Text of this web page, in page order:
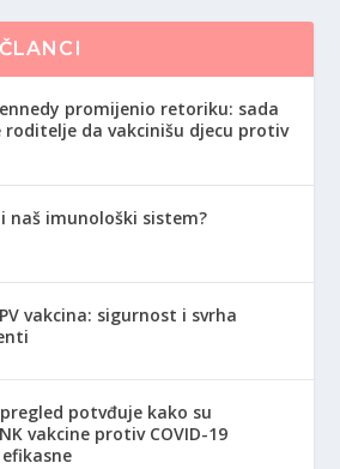
promijenio retoriku: sada
roditelje da vakcinišu djecu protiv
naš imunološki sistem?
vakcina: sigurnost i svrha
potvđuje kako su
vakcine protiv COVID-19